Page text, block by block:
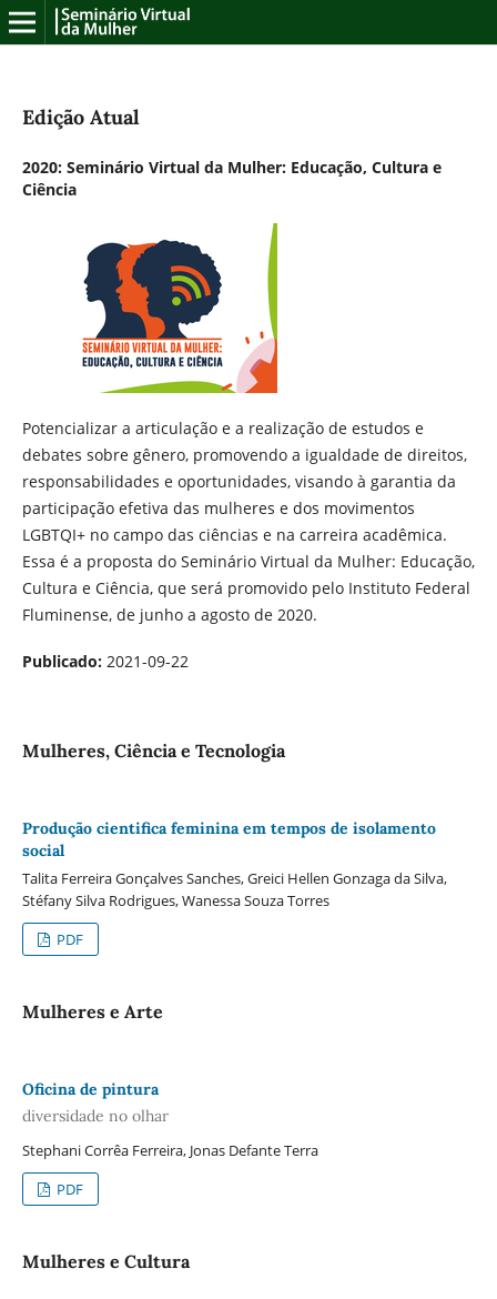
Edição Atual
2020: Seminário Virtual da Mulher: Educação, Cultura e
Ciência
Potencializar a articulação e a realização de estudos e
debates sobre gênero, promovendo a igualdade de direitos,
responsabilidades e oportunidades, visando à garantia da
participação efetiva das mulheres e dos movimentos
LGBTQI+ no campo das ciências e na carreira acadêmica.
Essa é a proposta do Seminário Virtual da Mulher: Educação,
Cultura e Ciência, que será promovido pelo Instituto Federal
Fluminense, de junho a agosto de 2020.
Publicado: 2021-09-22
Mulheres, Ciência e Tecnologia
Produção cientifica feminina em tempos de isolamento
social
Talita Ferreira Gonçalves Sanches, Greici Hellen Gonzaga da Silva,
Stéfany Silva Rodrigues, Wanessa Souza Torres
PDF
Mulheres e Arte
Oficina de pintura
diversidade no olhar
Stephani Corrêa Ferreira, Jonas Defante Terra
PDF
Mulheres e Cultura